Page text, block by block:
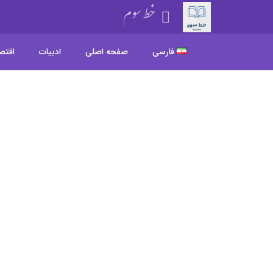
خط سوم
فارسی صفحه اصلی ادبیات